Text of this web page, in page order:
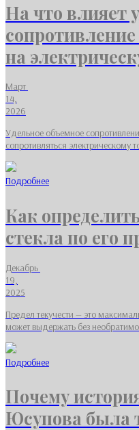
На что влияет
на
Март
14,
2026
Удельное объемное
сопротивляться электрическому
Подробнее
Как
стекла по его
Декабрь
19,
2025
Предел текучести — это
может выдержать без
Подробнее
Почему
Юсупова была